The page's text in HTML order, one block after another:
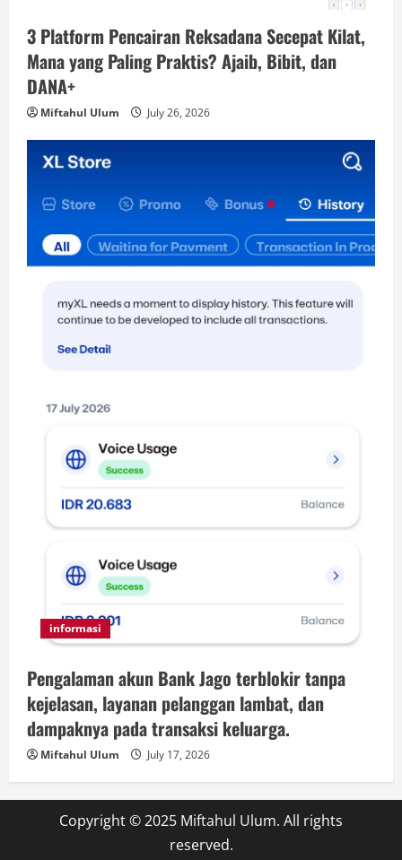
3 Platform Pencairan Reksadana Secepat Kilat,
Mana yang Paling Praktis? Ajaib, Bibit, dan
DANA+
Miftahul Ulum July 26, 2026
informasi
Pengalaman akun Bank Jago terblokir tanpa
kejelasan, layanan pelanggan lambat, dan
dampaknya pada transaksi keluarga.
Miftahul Ulum July 17, 2026
Copyright © 2025 Miftahul Ulum. All rights
reserved.